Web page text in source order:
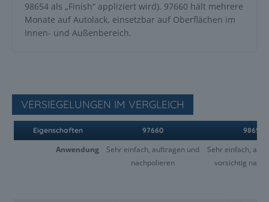
98654 als „Finish“ appliziert wird). 97660 hält mehrere
Monate auf Autolack, einsetzbar auf Oberflächen im
Innen- und Außenbereich.
VERSIEGELUNGEN IM VERGLEICH
Eigenschaften 97660 98654
Anwendung
Sehr einfach, auftragen und
nachpolieren
Sehr einfach,
vorsichtig